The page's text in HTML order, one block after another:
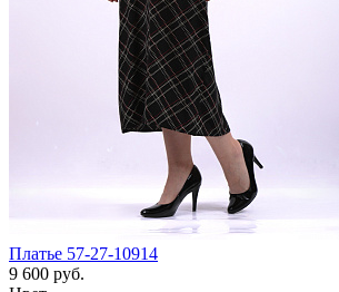
Платье 57-27-10914
9 600 руб.